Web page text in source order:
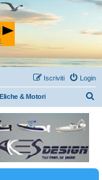
Login
Iscriviti
Eliche & Motori